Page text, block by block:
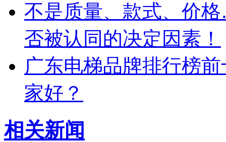
不是质量、款式、价
否被认同的决定因素！
广东电梯品牌排行榜
家好？
相关新闻